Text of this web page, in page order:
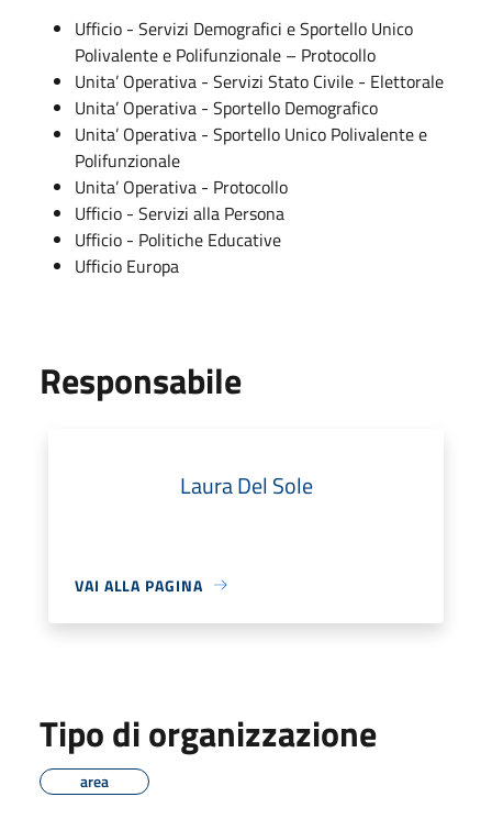
Ufficio - Servizi Demografici e Sportello Unico
Polivalente e Polifunzionale – Protocollo
Unita’ Operativa - Servizi Stato Civile - Elettorale
Unita’ Operativa - Sportello Demografico
Unita’ Operativa - Sportello Unico Polivalente e
Polifunzionale
Unita’ Operativa - Protocollo
Ufficio - Servizi alla Persona
Ufficio - Politiche Educative
Ufficio Europa
Responsabile
Laura Del Sole
VAI ALLA PAGINA
Tipo di organizzazione
area